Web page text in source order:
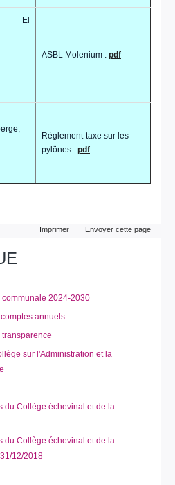
El
ASBL Molenium : pdf
Règlement-taxe sur les
pylönes : pdf
document
Imprimer Envoyer cette page
2024-2030
annuels
sur l'Administration et la
du Collège échevinal et de la
du Collège échevinal et de la
12/2018